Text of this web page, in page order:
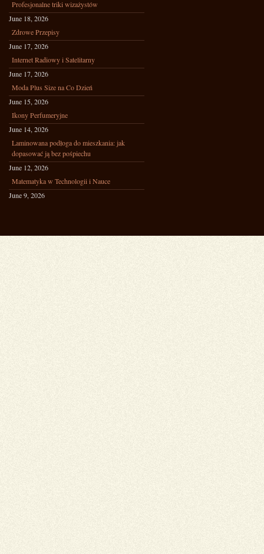
Profesjonalne triki wizażystów
June 18, 2026
Zdrowe Przepisy
June 17, 2026
Internet Radiowy i Satelitarny
June 17, 2026
Moda Plus Size na Co Dzień
June 15, 2026
Ikony Perfumeryjne
June 14, 2026
Laminowana podłoga do mieszkania: jak
dopasować ją bez pośpiechu
June 12, 2026
Matematyka w Technologii i Nauce
June 9, 2026